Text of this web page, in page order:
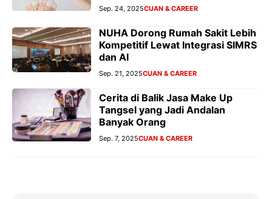
Sep. 24, 2025CUAN & CAREER
NUHA Dorong Rumah Sakit Lebih
Kompetitif Lewat Integrasi SIMRS
dan AI
Sep. 21, 2025CUAN & CAREER
Cerita di Balik Jasa Make Up
Tangsel yang Jadi Andalan
Banyak Orang
Sep. 7, 2025CUAN & CAREER